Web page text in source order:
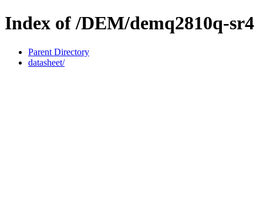
Index of /DEM/demq2810q-sr4
Parent Directory
datasheet/